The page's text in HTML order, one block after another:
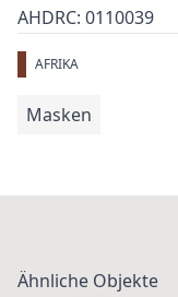
AHDRC: 0110039
AFRIKA
Masken
Ähnliche Objekte